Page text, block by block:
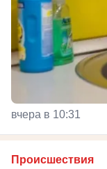
вчера в 10:31
Происшествия